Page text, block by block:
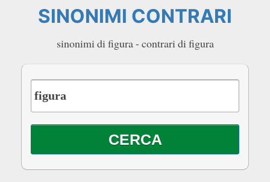
SINONIMI CONTRARI
sinonimi di figura - contrari di figura